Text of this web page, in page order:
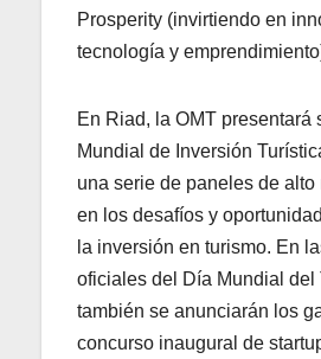
Prosperity (invirtiendo en
tecnología y
En Riad, la OMT presentará
Mundial de Inversión
una serie de paneles de
en los desafíos y
la inversión en turismo. En
oficiales del Día Mundial del
también se anunciarán los
concurso inaugural de